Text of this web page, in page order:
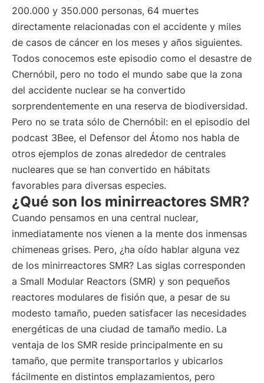
200.000 y 350.000 personas, 64 muertes
directamente relacionadas con el accidente y miles
de casos de cáncer en los meses y años siguientes.
Todos conocemos este episodio como el desastre de
Chernóbil, pero no todo el mundo sabe que la zona
del accidente nuclear se ha convertido
sorprendentemente en una reserva de biodiversidad.
Pero no se trata sólo de Chernóbil: en el episodio del
podcast 3Bee, el Defensor del Átomo nos habla de
otros ejemplos de zonas alrededor de centrales
nucleares que se han convertido en hábitats
favorables para diversas especies.
¿Qué son los minirreactores SMR?
Cuando pensamos en una central nuclear,
inmediatamente nos vienen a la mente dos inmensas
chimeneas grises. Pero, ¿ha oído hablar alguna vez
de los minirreactores SMR? Las siglas corresponden
a Small Modular Reactors (SMR) y son pequeños
reactores modulares de fisión que, a pesar de su
modesto tamaño, pueden satisfacer las necesidades
energéticas de una ciudad de tamaño medio. La
ventaja de los SMR reside principalmente en su
tamaño, que permite transportarlos y ubicarlos
fácilmente en distintos emplazamientos, pero